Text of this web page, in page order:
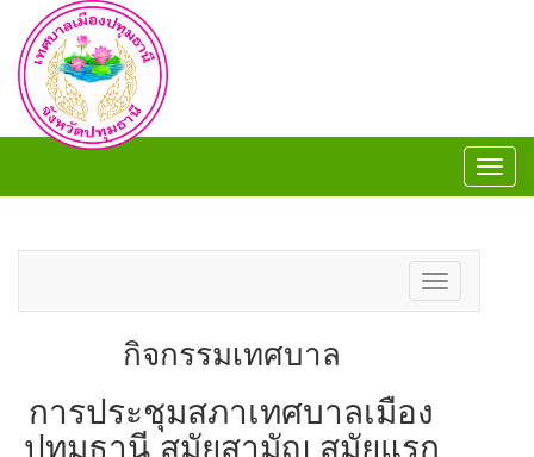
Toggle
navigation
กิจกรรมเทศบาล
การประชุมสภาเทศบาลเมือง
ปทุมธานี สมัยสามัญ สมัยแรก